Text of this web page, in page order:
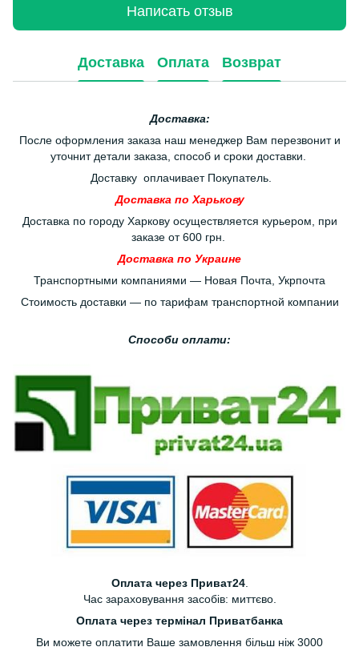
Написать отзыв
Доставка Оплата Возврат
Доставка:
После оформления заказа наш менеджер Вам перезвонит и
уточнит детали заказа, способ и сроки доставки.
Доставку оплачивает Покупатель.
Доставка по Харькову
Доставка по городу Харкову осуществляется курьером, при
заказе от 600 грн.
Доставка по Украине
Транспортными компаниями — Новая Почта, Укрпочта
Стоимость доставки — по тарифам транспортной компании
Способи оплати:
Оплата через Приват24.
Час зараховування засобів: миттєво.
Оплата через термінал Приватбанка
Ви можете оплатити Ваше замовлення більш ніж 3000